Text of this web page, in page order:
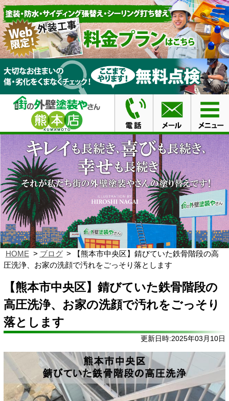
HOME ブログ
【熊本市中央区】錆びていた鉄骨階段の高
圧洗浄、お家の洗顔で汚れをごっそり落とします
【熊本市中央区】錆びていた鉄骨階段の
高圧洗浄、お家の洗顔で汚れをごっそり
落とします
更新日時:2025年03月10日